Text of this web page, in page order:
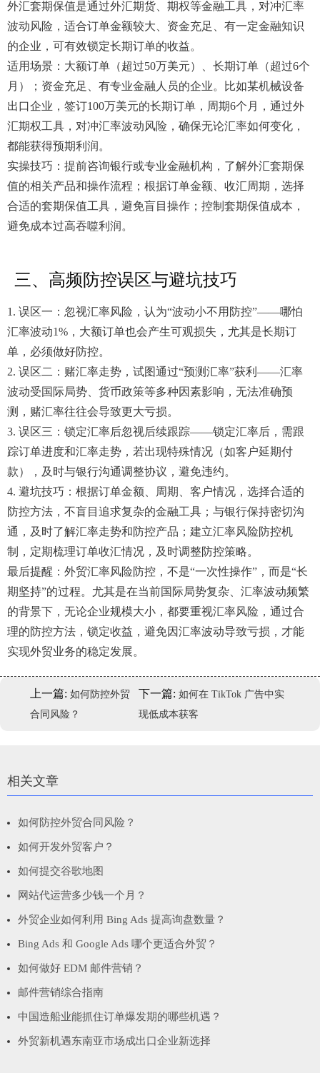
外汇套期保值是通过外汇期货、期权等金融工具，对冲汇率
波动风险，适合订单金额较大、资金充足、有一定金融知识
的企业，可有效锁定长期订单的收益。
适用场景：大额订单（超过50万美元）、长期订单（超过6个
月）；资金充足、有专业金融人员的企业。比如某机械设备
出口企业，签订100万美元的长期订单，周期6个月，通过外
汇期权工具，对冲汇率波动风险，确保无论汇率如何变化，
都能获得预期利润。
实操技巧：提前咨询银行或专业金融机构，了解外汇套期保
值的相关产品和操作流程；根据订单金额、收汇周期，选择
合适的套期保值工具，避免盲目操作；控制套期保值成本，
避免成本过高吞噬利润。
三、高频防控误区与避坑技巧
1. 误区一：忽视汇率风险，认为“波动小不用防控”——哪怕
汇率波动1%，大额订单也会产生可观损失，尤其是长期订
单，必须做好防控。
2. 误区二：赌汇率走势，试图通过“预测汇率”获利——汇率
波动受国际局势、货币政策等多种因素影响，无法准确预
测，赌汇率往往会导致更大亏损。
3. 误区三：锁定汇率后忽视后续跟踪——锁定汇率后，需跟
踪订单进度和汇率走势，若出现特殊情况（如客户延期付
款），及时与银行沟通调整协议，避免违约。
4. 避坑技巧：根据订单金额、周期、客户情况，选择合适的
防控方法，不盲目追求复杂的金融工具；与银行保持密切沟
通，及时了解汇率走势和防控产品；建立汇率风险防控机
制，定期梳理订单收汇情况，及时调整防控策略。
最后提醒：外贸汇率风险防控，不是“一次性操作”，而是“长
期坚持”的过程。尤其是在当前国际局势复杂、汇率波动频繁
的背景下，无论企业规模大小，都要重视汇率风险，通过合
理的防控方法，锁定收益，避免因汇率波动导致亏损，才能
实现外贸业务的稳定发展。
上一篇: 如何防控外贸
合同风险？
下一篇:如何在 TikTok 广告中实
现低成本获客
相关文章
如何防控外贸合同风险？
如何开发外贸客户？
如何提交谷歌地图
网站代运营多少钱一个月？
外贸企业如何利用 Bing Ads 提高询盘数量？
Bing Ads 和 Google Ads 哪个更适合外贸？
如何做好 EDM 邮件营销？
邮件营销综合指南
中国造船业能抓住订单爆发期的哪些机遇？
外贸新机遇东南亚市场成出口企业新选择